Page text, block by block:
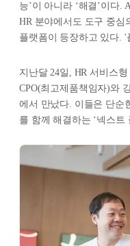
능’이 아니라 ‘해결’이다
HR 분야에서도 도구 중심
플랫폼이 등장하고 있다.
지난달 24일, HR 서비스
CPO(최고제품책임자)와
에서 만났다. 이들은 단순
를 함께 해결하는 ‘넥스트